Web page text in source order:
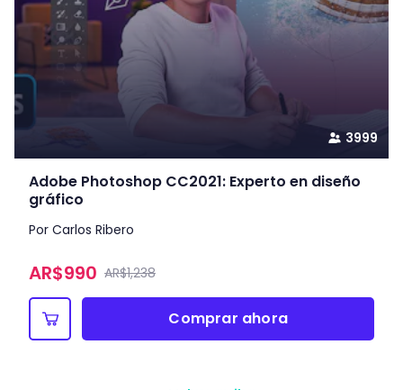
3999
Adobe Photoshop CC2021: Experto en diseño
gráfico
Por Carlos Ribero
AR$990 AR$1,238
Comprar ahora